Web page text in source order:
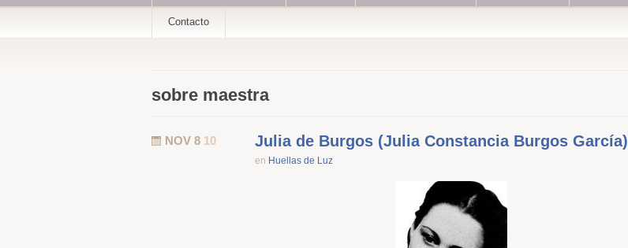
Contacto
sobre maestra
NOV 8 10 Julia de Burgos (Julia Constancia Burgos García)
en Huellas de Luz